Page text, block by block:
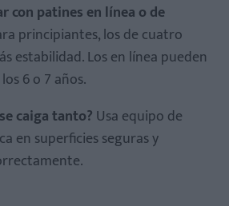
con patines en línea o de
principiantes, los de cuatro
estabilidad. Los en línea pueden
6 o 7 años.
caiga tanto? Usa equipo de
en superficies seguras y